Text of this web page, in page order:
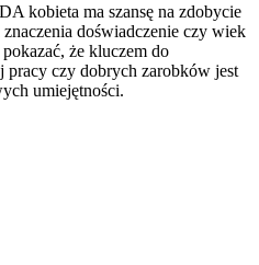
kobieta ma szansę na zdobycie
doświadczenie czy wiek
że kluczem do
pracy czy dobrych zarobków jest
umiejętności.